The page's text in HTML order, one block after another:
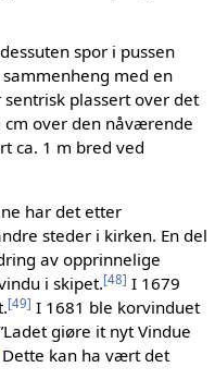
spor i pussen
med en
plassert over det
cm over den nåværende
ca. 1 m bred ved
har det etter
steder i kirken. En del
av opprinnelige
i skipet.[48] I 1679
[49] I 1681 ble korvinduet
giøre it nyt Vindue
Dette kan ha vært det